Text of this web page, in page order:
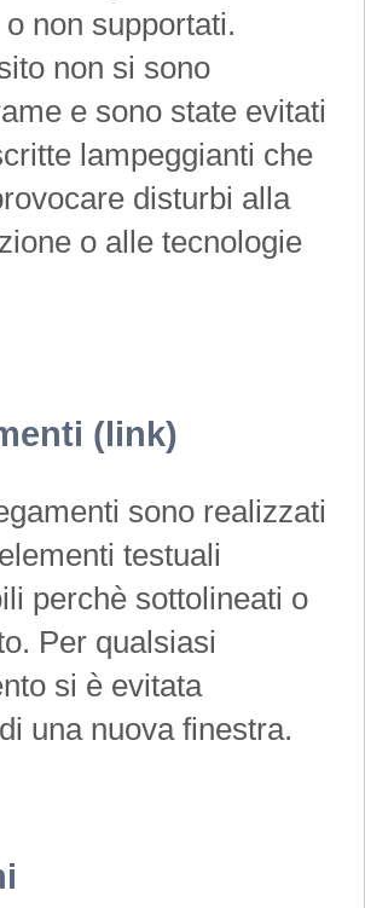
non supportati.
non si sono
e sono state evitati
lampeggianti che
disturbi alla
o alle tecnologie
(link)
sono realizzati
testuali
perchè sottolineati o
Per qualsiasi
si è evitata
una nuova finestra.